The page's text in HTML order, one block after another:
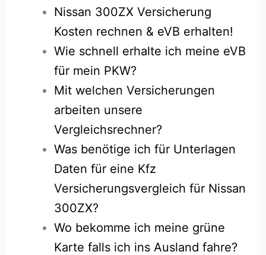
Nissan 300ZX Versicherung
Kosten rechnen & eVB erhalten!
Wie schnell erhalte ich meine eVB
für mein PKW?
Mit welchen Versicherungen
arbeiten unsere
Vergleichsrechner?
Was benötige ich für Unterlagen
Daten für eine Kfz
Versicherungsvergleich für Nissan
300ZX?
Wo bekomme ich meine grüne
Karte falls ich ins Ausland fahre?